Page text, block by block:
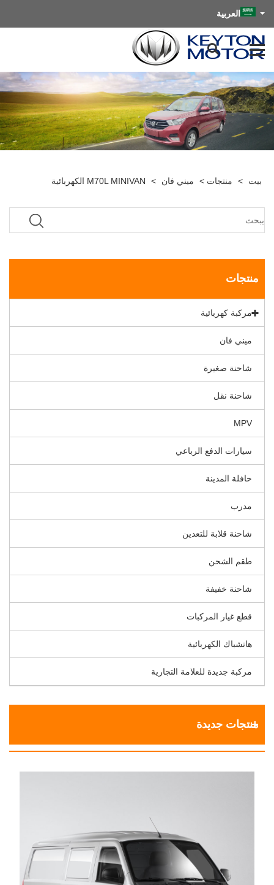
العربية
بيت > منتجات > ميني فان > M70L MINIVAN الكهربائية
منتجات
مركبة كهربائية
ميني فان
شاحنة صغيرة
شاحنة نقل
MPV
سيارات الدفع الرباعي
حافلة المدينة
مدرب
شاحنة قلابة للتعدين
طقم الشحن
شاحنة خفيفة
قطع غيار المركبات
هاتشباك الكهربائية
مركبة جديدة للعلامة التجارية
منتجات جديدة